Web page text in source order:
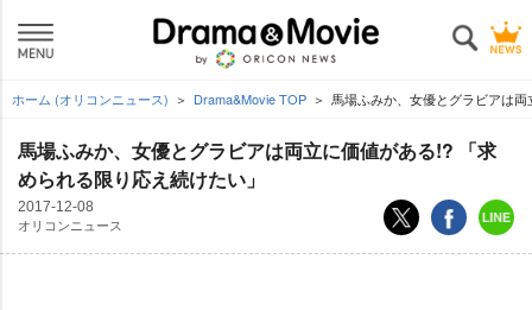
ホーム (オリコンニュース) Drama&Movie TOP 馬場ふみか、女優とグラビアは
馬場ふみか、女優とグラビアは両立に価値がある!? 「求
められる限り応え続けたい」
2017-12-08
オリコンニュース